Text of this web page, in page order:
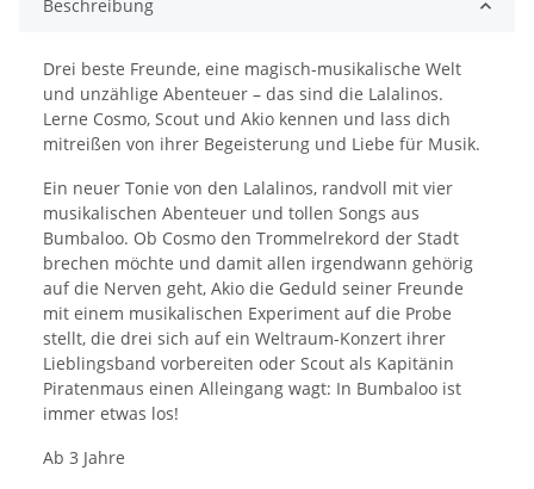
Beschreibung
Drei beste Freunde, eine magisch-musikalische Welt
und unzählige Abenteuer – das sind die Lalalinos.
Lerne Cosmo, Scout und Akio kennen und lass dich
mitreißen von ihrer Begeisterung und Liebe für Musik.
Ein neuer Tonie von den Lalalinos, randvoll mit vier
musikalischen Abenteuer und tollen Songs aus
Bumbaloo. Ob Cosmo den Trommelrekord der Stadt
brechen möchte und damit allen irgendwann gehörig
auf die Nerven geht, Akio die Geduld seiner Freunde
mit einem musikalischen Experiment auf die Probe
stellt, die drei sich auf ein Weltraum-Konzert ihrer
Lieblingsband vorbereiten oder Scout als Kapitänin
Piratenmaus einen Alleingang wagt: In Bumbaloo ist
immer etwas los!
Ab 3 Jahre